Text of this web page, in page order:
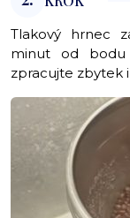
Tlakový hrnec
minut od
zpracujte zbytek